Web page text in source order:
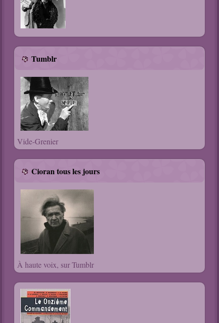
Tumblr
Vide-Grenier
Cioran tous les jours
À haute voix, sur Tumblr